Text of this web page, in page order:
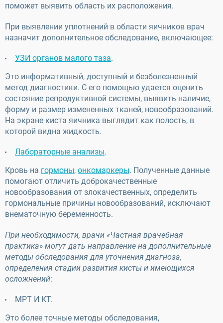
поможет выявить область их расположения.
При выявлении уплотнений в области яичников врач
назначит дополнительное обследование, включающее:
УЗИ органов малого таза.
Это информативный, доступный и безболезненный
метод диагностики. С его помощью удается оценить
состояние репродуктивной системы, выявить наличие,
форму и размер измененных тканей, новообразований.
На экране киста яичника выглядит как полость, в
которой видна жидкость.
Лабораторные анализы.
Кровь на гормоны, онкомаркеры. Полученные данные
помогают отличить доброкачественные
новообразования от злокачественных, определить
гормональные причины новообразований, исключают
внематочную беременность.
При необходимости, врачи «Частная врачебная
практика» могут дать направление на дополнительные
методы обследования для уточнения диагноза,
определения стадии развития кисты и имеющихся
осложнений:
МРТ И КТ.
Это более точные методы обследования,